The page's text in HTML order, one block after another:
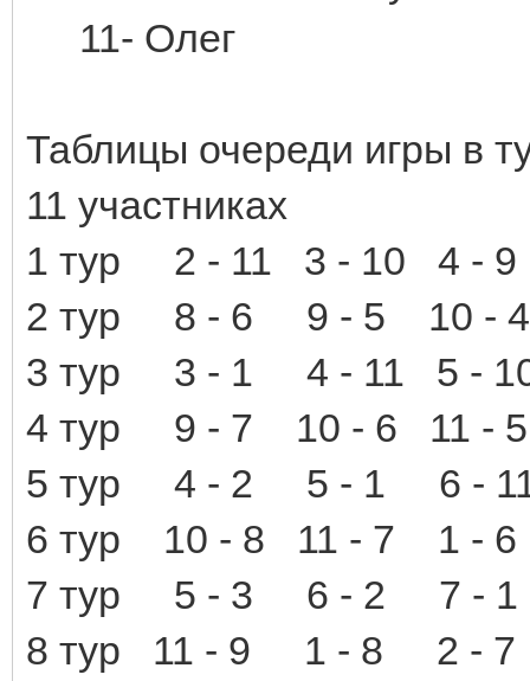
11- Олег
Таблицы очереди игры в
11 участниках
1 тур 2 - 11 3 - 10 4 -
2 тур 8 - 6 9 - 5 10 -
3 тур 3 - 1 4 - 11 5 -
4 тур 9 - 7 10 - 6 11 -
5 тур 4 - 2 5 - 1 6 -
6 тур 10 - 8 11 - 7 1 -
7 тур 5 - 3 6 - 2 7 - 1
8 тур 11 - 9 1 - 8 2 -